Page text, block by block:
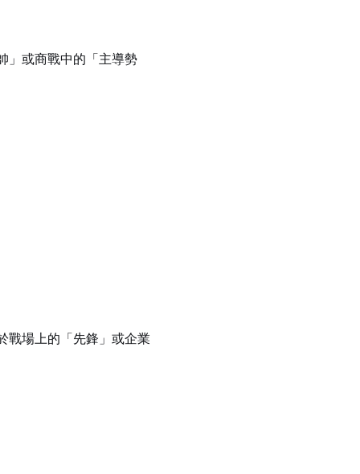
」或商戰中的「主導勢
戰場上的「先鋒」或企業